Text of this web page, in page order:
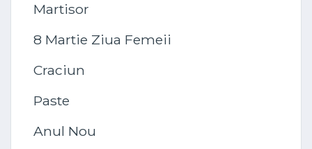
Martisor
8 Martie Ziua Femeii
Craciun
Paste
Anul Nou